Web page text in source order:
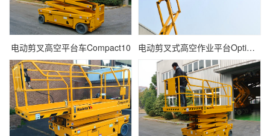
电动剪叉高空平台车Compact10 电动剪叉式高空作业平台Optimum8